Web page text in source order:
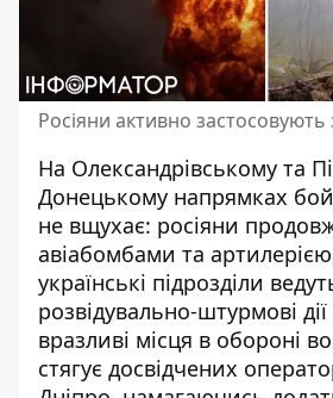
Росіяни активно
На Олександрівському та
Донецькому напрямках
не вщухає: росіяни
авіабомбами та
українські підрозділи
розвідувально-штурмові
вразливі місця в обороні
стягує досвідчених